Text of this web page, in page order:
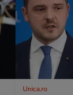
Unica.ro